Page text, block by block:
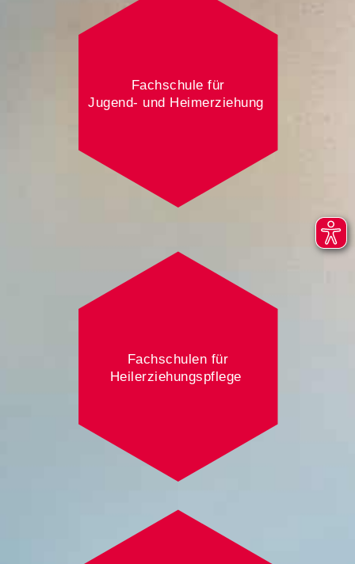
Fachschule für
Jugend- und Heimerziehung
Fachschulen für
Heilerziehungspflege